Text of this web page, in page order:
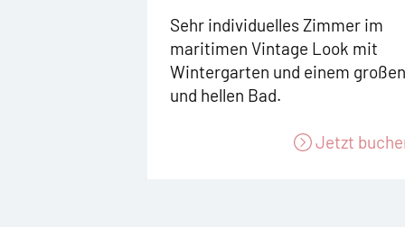
Sehr individuelles Zimmer im
maritimen Vintage Look mit
Wintergarten und einem großen
und hellen Bad.
Jetzt